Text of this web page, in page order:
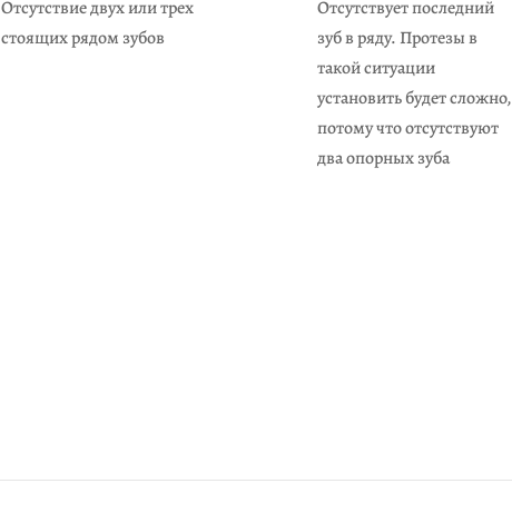
Отсутствие двух или трех
стоящих рядом зубов
Отсутствует последний
зуб в ряду. Протезы в
такой ситуации
установить будет сложно,
потому что отсутствуют
два опорных зуба